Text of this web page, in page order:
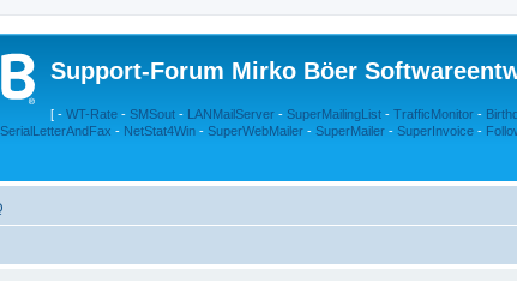
Support-Forum Mirko Böer
[ - WT-Rate - SMSout - LANMailServer - SuperMailingList - TrafficMonitor -
SerialLetterAndFax - NetStat4Win - SuperWebMailer - SuperMailer - SuperInvoice -